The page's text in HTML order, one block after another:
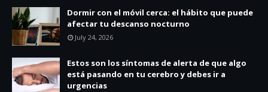
Dormir con el móvil cerca: el hábito que puede
afectar tu descanso nocturno
July 24, 2026
Estos son los síntomas de alerta de que algo
está pasando en tu cerebro y debes ir a
urgencias